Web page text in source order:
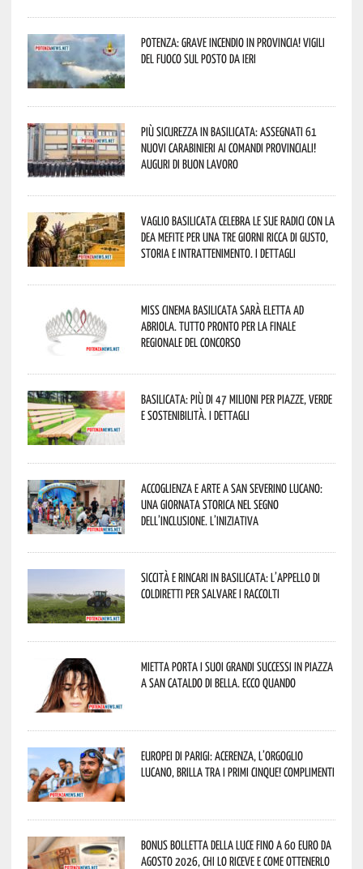
Potenza: grave incendio in Provincia! Vigili
del fuoco sul posto da ieri
Più sicurezza in Basilicata: assegnati 61
nuovi Carabinieri ai Comandi provinciali!
Auguri di buon lavoro
Vaglio Basilicata celebra le sue radici con la
Dea Mefite per una tre giorni ricca di gusto,
storia e intrattenimento. I dettagli
Miss Cinema Basilicata sarà eletta ad
Abriola. Tutto pronto per la finale
regionale del concorso
Basilicata: più di 47 milioni per piazze, verde
e sostenibilità. I dettagli
Accoglienza e arte a San Severino Lucano:
una giornata storica nel segno
dell’inclusione. L’iniziativa
Siccità e rincari in Basilicata: l’appello di
Coldiretti per salvare i raccolti
Mietta porta i suoi grandi successi in piazza
a San Cataldo di Bella. Ecco quando
Europei di Parigi: Acerenza, l’orgoglio
lucano, brilla tra i primi cinque! Complimenti
Bonus bolletta della luce fino a 60 euro da
agosto 2026, chi lo riceve e come ottenerlo